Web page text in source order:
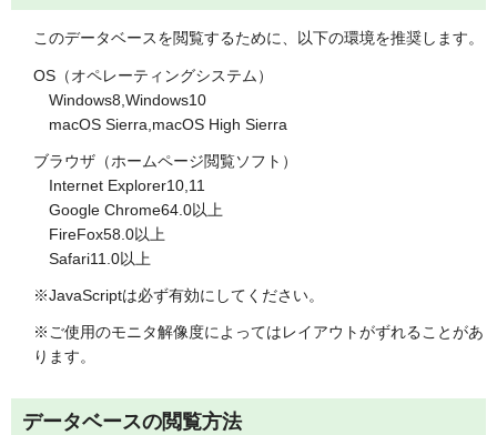
このデータベースを閲覧するために、以下の環境を推奨します。
OS（オペレーティングシステム）
Windows8,Windows10
macOS Sierra,macOS High Sierra
ブラウザ（ホームページ閲覧ソフト）
Internet Explorer10,11
Google Chrome64.0以上
FireFox58.0以上
Safari11.0以上
※JavaScriptは必ず有効にしてください。
※ご使用のモニタ解像度によってはレイアウトがずれることがあ
ります。
データベースの閲覧方法